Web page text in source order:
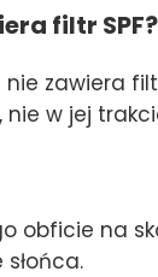
filtr SPF?
nie
nie w jej
obficie na